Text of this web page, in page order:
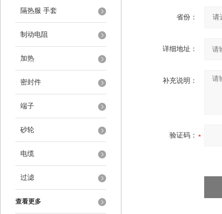
隔热服 手套
制动电阻
加热
密封件
端子
砂轮
电缆
过滤
查看更多
省份：
详细地址：
补充说明：
验证码：